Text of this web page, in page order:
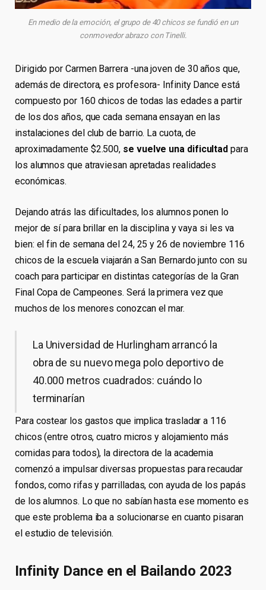
En medio de la emoción, el grupo de 40 chicos se fundió en un
conmovedor abrazo con Tinelli.
Dirigido por Carmen Barrera -una joven de 30 años que,
además de directora, es profesora- Infinity Dance está
compuesto por 160 chicos de todas las edades a partir
de los dos años, que cada semana ensayan en las
instalaciones del club de barrio. La cuota, de
aproximadamente $2.500, se vuelve una dificultadpara
los alumnos que atraviesan apretadas realidades
económicas.
Dejando atrás las dificultades, los alumnos ponen lo
mejor de sí para brillar en la disciplina y vaya si les va
bien: el fin de semana del 24, 25 y 26 de noviembre 116
chicos de la escuela viajarán a San Bernardo junto con su
coach para participar en distintas categorías de la Gran
Final Copa de Campeones. Será la primera vez que
muchos de los menores conozcan el mar.
La Universidad de Hurlingham arrancó la
obra de su nuevo mega polo deportivo de
40.000 metros cuadrados: cuándo lo
terminarían
Para costear los gastos que implica trasladar a 116
chicos (entre otros, cuatro micros y alojamiento más
comidas para todos), la directora de la academia
comenzó a impulsar diversas propuestas para recaudar
fondos, como rifas y parrilladas, con ayuda de los papás
de los alumnos. Lo que no sabían hasta ese momento es
que este problema iba a solucionarse en cuanto pisaran
el estudio de televisión.
Infinity Dance en el Bailando 2023